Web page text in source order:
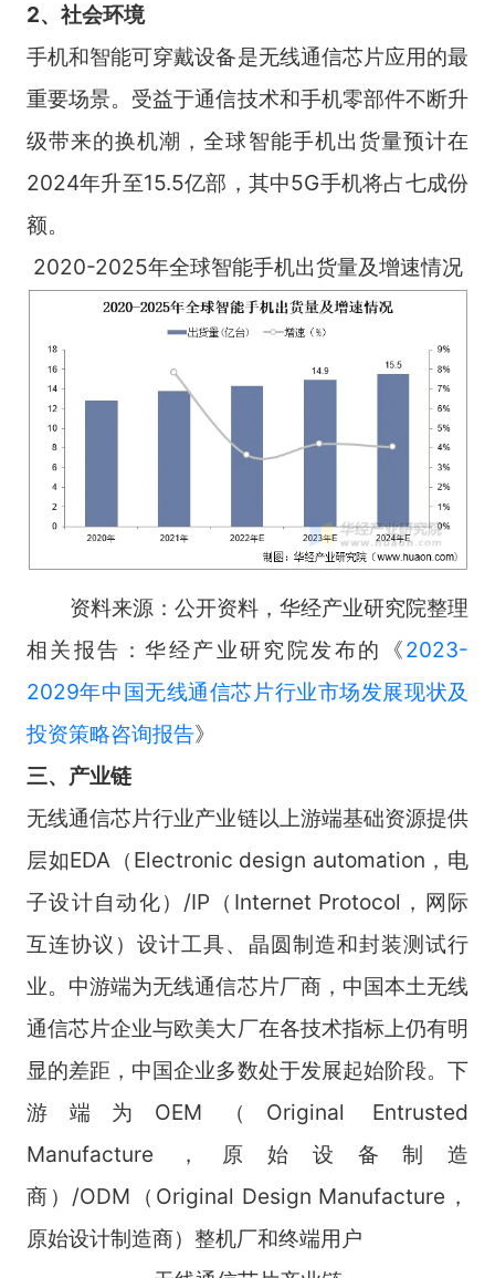
2、社会环境
手机和智能可穿戴设备是无线通信芯片应用的最
重要场景。受益于通信技术和手机零部件不断升
级带来的换机潮，全球智能手机出货量预计在
2024年升至15.5亿部，其中5G手机将占七成份
额。
2020-2025年全球智能手机出货量及增速情况
资料来源：公开资料，华经产业研究院整理
相关报告：华经产业研究院发布的《2023-
2029年中国无线通信芯片行业市场发展现状及
投资策略咨询报告》
三、产业链
无线通信芯片行业产业链以上游端基础资源提供
层如EDA（Electronic design automation，电
子设计自动化）/IP（Internet Protocol，网际
互连协议）设计工具、晶圆制造和封装测试行
业。中游端为无线通信芯片厂商，中国本土无线
通信芯片企业与欧美大厂在各技术指标上仍有明
显的差距，中国企业多数处于发展起始阶段。下
游端为OEM（Original Entrusted
Manufacture，原始设备制造
商）/ODM（Original Design Manufacture，
原始设计制造商）整机厂和终端用户